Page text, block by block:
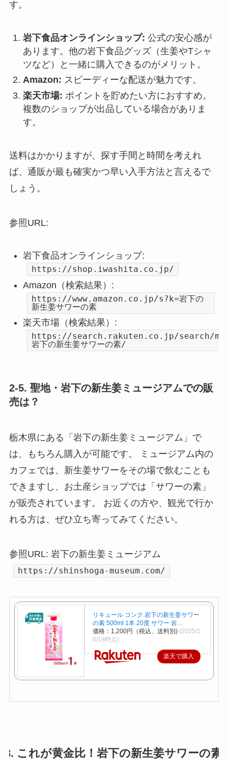
す。
岩下食品オンラインショップ: 公式の安心感が
あります。他の岩下食品グッズ（生姜やTシャ
ツなど）と一緒に購入できるのがメリット。
Amazon: スピーディーな配送が魅力です。
楽天市場: ポイントを貯めたい方におすすめ。
複数のショップが出品している場合がありま
す。
送料はかかりますが、探す手間と時間を考えれ
ば、通販が最も確実かつ早い入手方法と言えるで
しょう。
参照URL:
岩下食品オンラインショップ:
https://shop.iwashita.co.jp/
Amazon（検索結果）:
https://www.amazon.co.jp/s?k=岩下の
新生姜サワーの素
楽天市場（検索結果）:
https://search.rakuten.co.jp/search/
岩下の新生姜サワーの素/
2-5. 聖地・岩下の新生姜ミュージアムでの販
売は？
栃木県にある「岩下の新生姜ミュージアム」で
は、もちろん購入が可能です。 ミュージアム内の
カフェでは、新生姜サワーをその場で飲むことも
できますし、お土産ショップでは「サワーの素」
が販売されています。 お近くの方や、観光で行か
れる方は、ぜひ立ち寄ってみてください。
参照URL: 岩下の新生姜ミュージアム
https://shinshoga-museum.com/
リキュール コンク 岩下の新生姜サワー
の素 500ml 1本 20度 サワー 岩…
価格：1,200円（税込、送料別) (2025/1
0/19時点)
楽天で購入
3. これが黄金比！岩下の新生姜サワーの素